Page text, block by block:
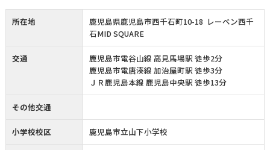
所在地
鹿児島県鹿児島市西千石町10-18 レーベン西千
石MID SQUARE
交通
鹿児島市電谷山線 高見馬場駅 徒歩2分
鹿児島市電唐湊線 加治屋町駅 徒歩3分
ＪＲ鹿児島本線 鹿児島中央駅 徒歩13分
その他交通
小学校校区 鹿児島市立山下小学校